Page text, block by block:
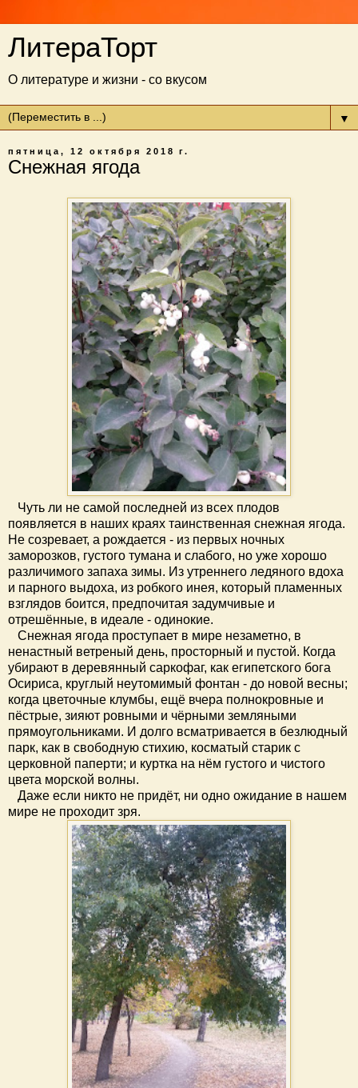
ЛитераТорт
О литературе и жизни - со вкусом
▼
пятница, 12 октября 2018 г.
Снежная ягода
Чуть ли не самой последней из всех плодов
появляется в наших краях таинственная снежная ягода.
Не созревает, а рождается - из первых ночных
заморозков, густого тумана и слабого, но уже хорошо
различимого запаха зимы. Из утреннего ледяного вдоха
и парного выдоха, из робкого инея, который пламенных
взглядов боится, предпочитая задумчивые и
отрешённые, в идеале - одинокие.
Снежная ягода проступает в мире незаметно, в
ненастный ветреный день, просторный и пустой. Когда
убирают в деревянный саркофаг, как египетского бога
Осириса, круглый неутомимый фонтан - до новой весны;
когда цветочные клумбы, ещё вчера полнокровные и
пёстрые, зияют ровными и чёрными земляными
прямоугольниками. И долго всматривается в безлюдный
парк, как в свободную стихию, косматый старик с
церковной паперти; и куртка на нём густого и чистого
цвета морской волны.
Даже если никто не придёт, ни одно ожидание в нашем
мире не проходит зря.